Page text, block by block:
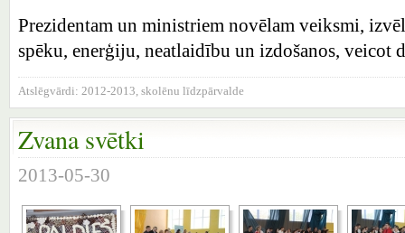
Prezidentam un ministriem novēlam veiksmi,
spēku, enerģiju, neatlaidību un izdošanos, veicot
Atslēgvārdi: 2012-2013 skolēnu līdzpārvalde
Zvana svētki
2013-05-30